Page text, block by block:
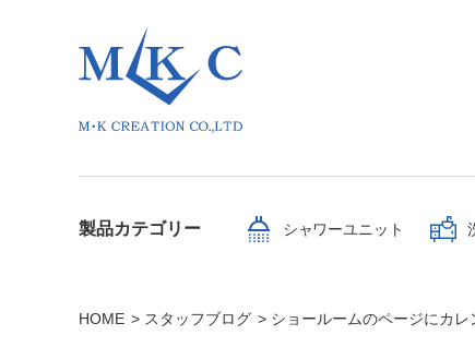
製品カテゴリー シャワーユニット
HOME スタッフブログ ショールームのページにカレ